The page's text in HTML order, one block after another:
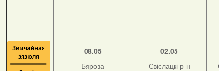
08.05
Бяроза
02.05
Свіслацкі р-н